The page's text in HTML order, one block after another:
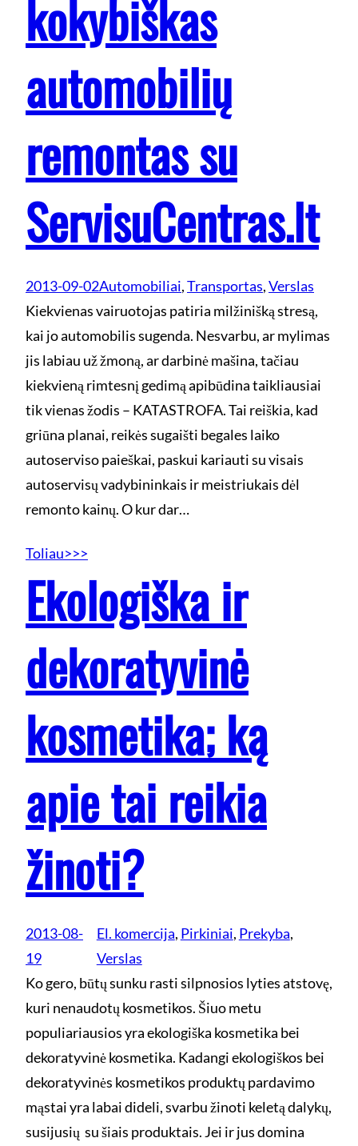
kokybiškas
automobilių
remontas su
ServisuCentras.lt
2013-09-02Automobiliai, Transportas, Verslas
Kiekvienas vairuotojas patiria milžinišką stresą,
kai jo automobilis sugenda. Nesvarbu, ar mylimas
jis labiau už žmoną, ar darbinė mašina, tačiau
kiekvieną rimtesnį gedimą apibūdina taikliausiai
tik vienas žodis – KATASTROFA. Tai reiškia, kad
griūna planai, reikės sugaišti begales laiko
autoserviso paieškai, paskui kariauti su visais
autoservisų vadybininkais ir meistriukais dėl
remonto kainų. O kur dar…
Toliau>>>
Ekologiška ir
dekoratyvinė
kosmetika; ką
apie tai reikia
žinoti?
2013-08-
19
El. komercija, Pirkiniai, Prekyba
Verslas
Ko gero, būtų sunku rasti silpnosios lyties atstovę,
kuri nenaudotų kosmetikos. Šiuo metu
populiariausios yra ekologiška kosmetika bei
dekoratyvinė kosmetika. Kadangi ekologiškos bei
dekoratyvinės kosmetikos produktų pardavimo
mąstai yra labai dideli, svarbu žinoti keletą dalykų,
susijusių su šiais produktais. Jei ir jus domina